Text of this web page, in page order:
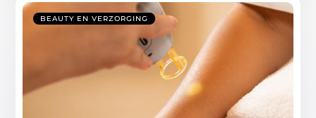
BEAUTY EN VERZORGING